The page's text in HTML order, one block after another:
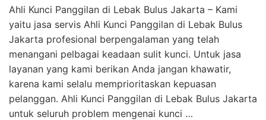
Ahli Kunci Panggilan di Lebak Bulus Jakarta – Kami
yaitu jasa servis Ahli Kunci Panggilan di Lebak Bulus
Jakarta profesional berpengalaman yang telah
menangani pelbagai keadaan sulit kunci. Untuk jasa
layanan yang kami berikan Anda jangan khawatir,
karena kami selalu memprioritaskan kepuasan
pelanggan. Ahli Kunci Panggilan di Lebak Bulus Jakarta
untuk seluruh problem mengenai kunci …